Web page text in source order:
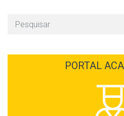
PORTAL